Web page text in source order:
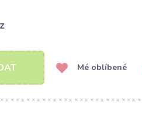
Mé oblíbené